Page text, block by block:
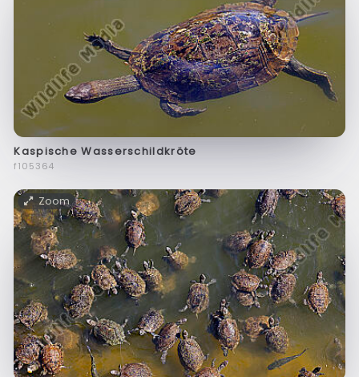
Kaspische Wasserschildkröte
f105364
Zoom